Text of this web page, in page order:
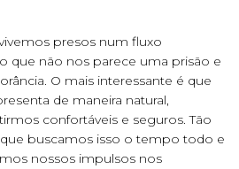
presos num fluxo
que não nos parece uma prisão e
O mais interessante é que
de maneira natural,
confortáveis e seguros. Tão
buscamos isso o tempo todo e
nossos impulsos nos